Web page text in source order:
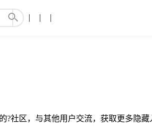
?社区，与其他用户交流，获取更多隐